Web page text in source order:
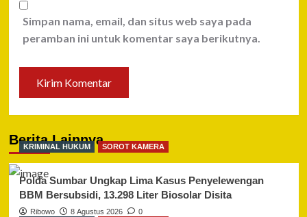
Simpan nama, email, dan situs web saya pada
peramban ini untuk komentar saya berikutnya.
Berita Lainnya
KRIMINAL HUKUM SOROT KAMERA
Polda Sumbar Ungkap Lima Kasus Penyelewengan
BBM Bersubsidi, 13.298 Liter Biosolar Disita
Ribowo 8 Agustus 2026
0